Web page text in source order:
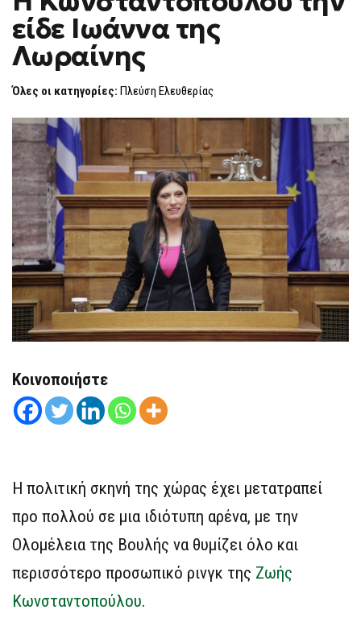
ΚΩΝΣΤΑΝΤΟΠΟΎΛΟΥ
ΕΊΔΕ
ΙΩΆΝΝΑ
είδε Ιωάννα της
Λωραίνης
Όλες οι κατηγορίες: Πλεύση Ελευθερίας
Κοινοποιήστε
Η πολιτική σκηνή της χώρας έχει μετατραπεί
προ πολλού σε μια ιδιότυπη αρένα, με την
Ολομέλεια της Βουλής να θυμίζει όλο και
περισσότερο προσωπικό ρινγκ της Ζωής
Κωνσταντοπούλου.